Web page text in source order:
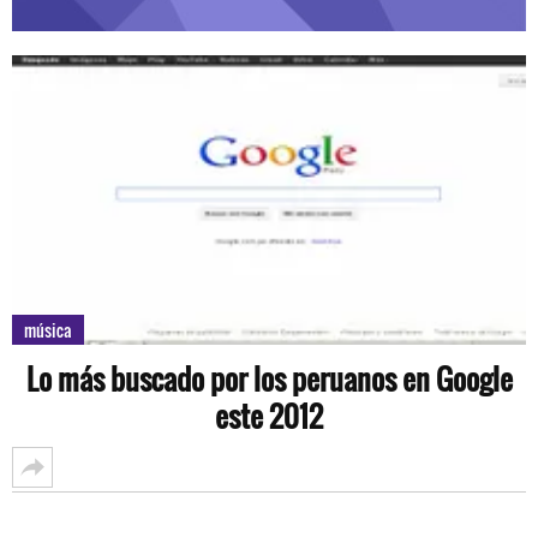
música
Lo más buscado por los peruanos en Google
este 2012